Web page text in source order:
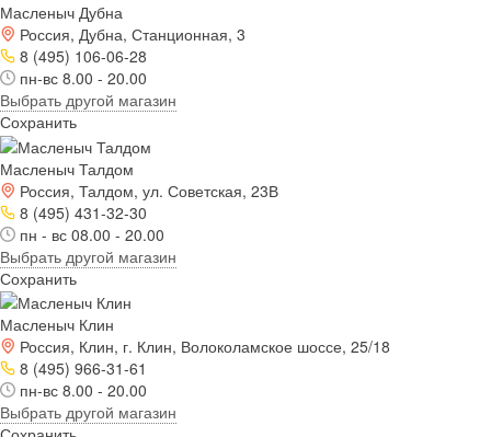
Масленыч Дубна
Россия, Дубна, Станционная, 3
8 (495) 106-06-28
пн-вс 8.00 - 20.00
Выбрать другой магазин
Сохранить
Масленыч Талдом
Россия, Талдом, ул. Советская, 23В
8 (495) 431-32-30
пн - вс 08.00 - 20.00
Выбрать другой магазин
Сохранить
Масленыч Клин
Россия, Клин, г. Клин, Волоколамское шоссе, 25/18
8 (495) 966-31-61
пн-вс 8.00 - 20.00
Выбрать другой магазин